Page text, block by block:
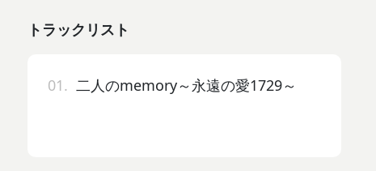
トラックリスト
01. 二人のmemory～永遠の愛1729～